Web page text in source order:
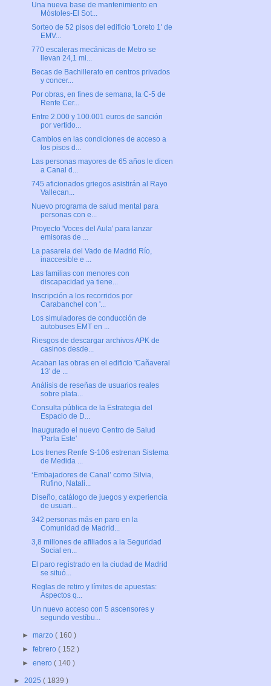
Una nueva base de mantenimiento en
Móstoles-El Sot...
Sorteo de 52 pisos del edificio 'Loreto 1' de
EMV...
770 escaleras mecánicas de Metro se
llevan 24,1 mi...
Becas de Bachillerato en centros privados
y concer...
Por obras, en fines de semana, la C-5 de
Renfe Cer...
Entre 2.000 y 100.001 euros de sanción
por vertido...
Cambios en las condiciones de acceso a
los pisos d...
Las personas mayores de 65 años le dicen
a Canal d...
745 aficionados griegos asistirán al Rayo
Vallecan...
Nuevo programa de salud mental para
personas con e...
Proyecto 'Voces del Aula' para lanzar
emisoras de ...
La pasarela del Vado de Madrid Río,
inaccesible e ...
Las familias con menores con
discapacidad ya tiene...
Inscripción a los recorridos por
Carabanchel con '...
Los simuladores de conducción de
autobuses EMT en ...
Riesgos de descargar archivos APK de
casinos desde...
Acaban las obras en el edificio 'Cañaveral
13' de ...
Análisis de reseñas de usuarios reales
sobre plata...
Consulta pública de la Estrategia del
Espacio de D...
Inaugurado el nuevo Centro de Salud
'Parla Este'
Los trenes Renfe S-106 estrenan Sistema
de Medida ...
‘Embajadores de Canal’ como Silvia,
Rufino, Natali...
Diseño, catálogo de juegos y experiencia
de usuari...
342 personas más en paro en la
Comunidad de Madrid...
3,8 millones de afiliados a la Seguridad
Social en...
El paro registrado en la ciudad de Madrid
se situó...
Reglas de retiro y límites de apuestas:
Aspectos q...
Un nuevo acceso con 5 ascensores y
segundo vestíbu...
►marzo( 160 )
►febrero( 152 )
►enero( 140 )
► 2025 ( 1839 )